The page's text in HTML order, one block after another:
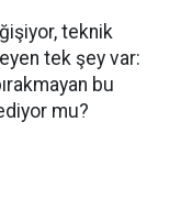
teknik
tek şey var:
bu
mu?